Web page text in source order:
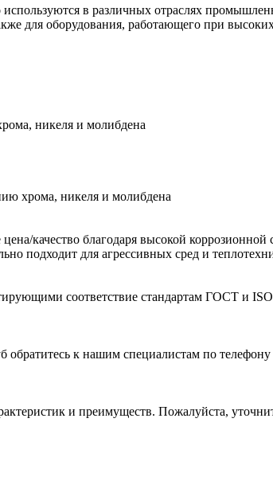
в различных отраслях
для оборудования, работающего при
никеля и молибдена
хрома, никеля и молибдена
качество благодаря высокой коррозионной
подходит для агрессивных сред и
соответствие стандартам ГОСТ и
к нашим специалистам по
и преимуществ. Пожалуйста,